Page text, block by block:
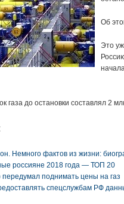
Об
Это
газа до остановки составлял 2
Немного фактов из жизни:
россияне 2018 года — ТОП 20
поднимать цены на газ
спецслужбам РФ